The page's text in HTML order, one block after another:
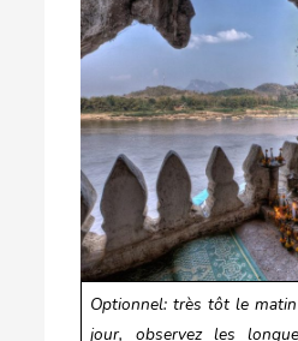
Optionnel: très tôt le
jour, observez les